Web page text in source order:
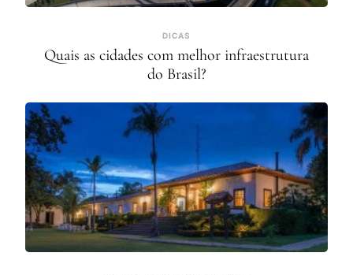
DICAS
Quais as cidades com melhor infraestrutura
do Brasil?